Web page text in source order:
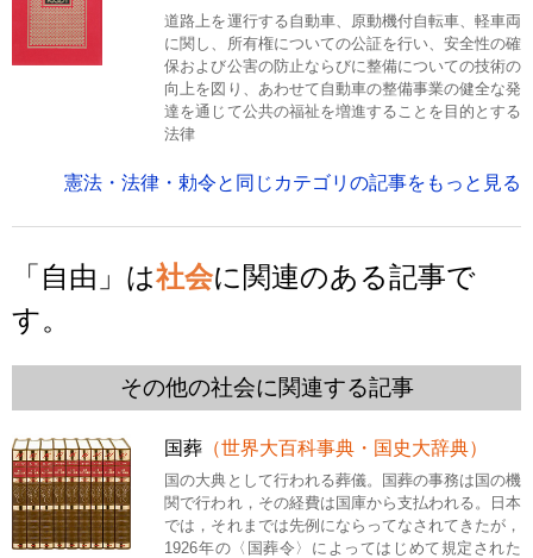
道路上を運行する自動車、原動機付自転車、軽車両
に関し、所有権についての公証を行い、安全性の確
保および公害の防止ならびに整備についての技術の
向上を図り、あわせて自動車の整備事業の健全な発
達を通じて公共の福祉を増進することを目的とする
法律
憲法・法律・勅令と同じカテゴリの記事をもっと見る
「自由」は社会に関連のある記事で
す。
その他の社会に関連する記事
国葬 （世界大百科事典・国史大辞典）
国の大典として行われる葬儀。国葬の事務は国の機
関で行われ，その経費は国庫から支払われる。日本
では，それまでは先例にならってなされてきたが，
1926年の〈国葬令〉によってはじめて規定された